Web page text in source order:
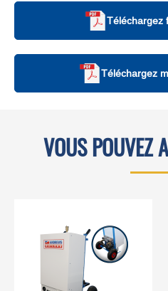
Téléchargez
Téléchargez
VOUS POUVEZ